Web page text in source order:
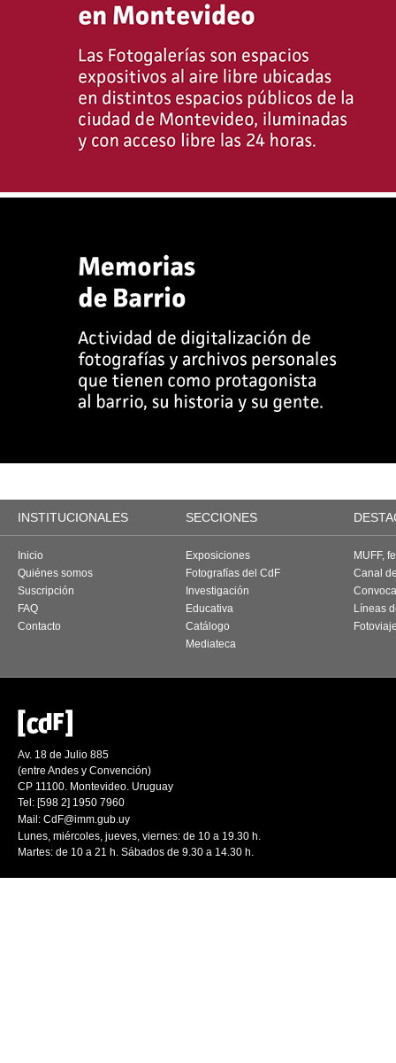
INSTITUCIONALES SECCIONES
Inicio
Quiénes somos
Suscripción
FAQ
Contacto
Exposiciones
Fotografías del CdF
Investigación
Educativa
Catálogo
Mediateca
MUFF,
Canal
Líneas
Av. 18 de Julio 885
(entre Andes y Convención)
CP 11100. Montevideo. Uruguay
Tel: [598 2] 1950 7960
Mail: CdF@imm.gub.uy
Lunes, miércoles, jueves, viernes: de 10 a 19.30 h.
Martes: de 10 a 21 h. Sábados de 9.30 a 14.30 h.